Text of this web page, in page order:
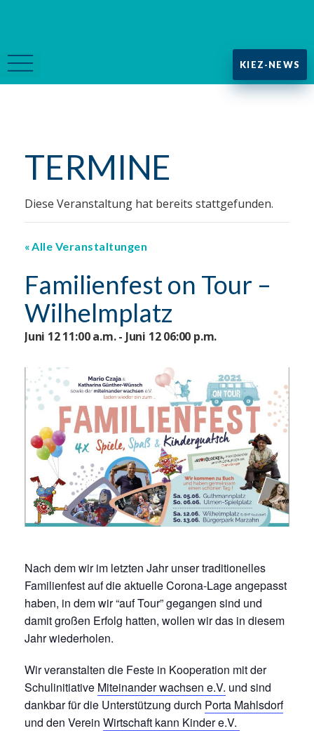
KIEZ-NEWS
TERMINE
Diese Veranstaltung hat bereits stattgefunden.
Alle Veranstaltungen
Familienfest on Tour –
Wilhelmplatz
Juni 12 11:00 a.m. - Juni 12 06:00 p.m.
Nach dem wir im letzten Jahr unser traditionelles
Familienfest auf die aktuelle Corona-Lage angepasst
haben, in dem wir “auf Tour” gegangen sind und
damit großen Erfolg hatten, wollen wir das in diesem
Jahr wiederholen.
Wir veranstalten die Feste in Kooperation mit der
Schulinitiative Miteinander wachsen e.V. und sind
dankbar für die Unterstützung durch Porta Mahlsdorf
und den Verein Wirtschaft kann Kinder e.V.